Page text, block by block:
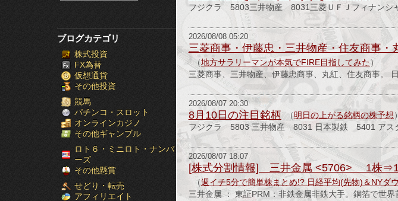
儲
け
ア
ン
テ
ナ
［ブ
ロ
グ
ブログカテゴリ
株式投資
FX為替
仮想通貨
その他投資
競馬
パチンコ・スロット
オンラインカジノ
その他ギャンブル
ロト６・ミニロト・ナンバ
ーズ
その他懸賞
せどり・転売
アフィリエイト
フジクラ 5803三井物産 8031三菱ＵＦＪフィナンシ
2026/08/08 05:20
三菱商事・伊藤忠・三井物産・住友商事・
（地方サラリーマンが本気でFIRE目指してみた）
三菱商事、三井物産、伊藤忠商事、丸紅、住友商事。
2026/08/07 20:30
8月10日の注目銘柄 （明日の上がる銘柄の株予想）
フジクラ 5803 三井物産 8031 日本製鉄 5401 アス
2026/08/07 18:07
[株式分割情報] 三井金属 <5706> 1株
（週イチ5分で簡単株まとめ!? 日経平均(先物)＆NYダ
三井金属 ： 東証PRM：非鉄金属非鉄大手。銅箔で世